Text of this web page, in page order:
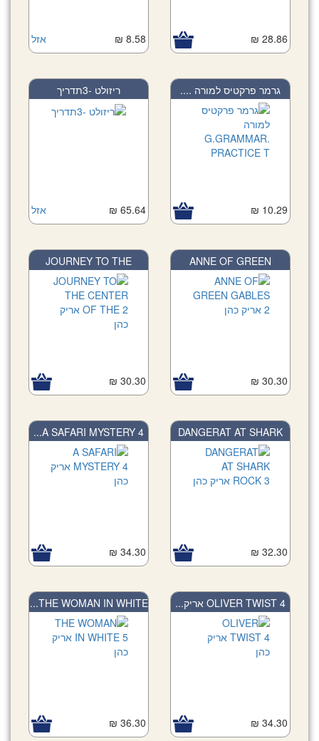
28.86 ₪ אזל 8.58 ₪
גרמר פרקטיס למורה ....
10.29 ₪
ריזולט -3תדריך
אזל 65.64 ₪
ANNE OF GREEN
GABLE...
30.30 ₪
JOURNEY TO THE
CENT...
30.30 ₪
DANGERAT AT SHARK
R...
32.30 ₪
A SAFARI MYSTERY 4...
34.30 ₪
OLIVER TWIST 4 אריק...
34.30 ₪
THE WOMAN IN WHITE...
36.30 ₪